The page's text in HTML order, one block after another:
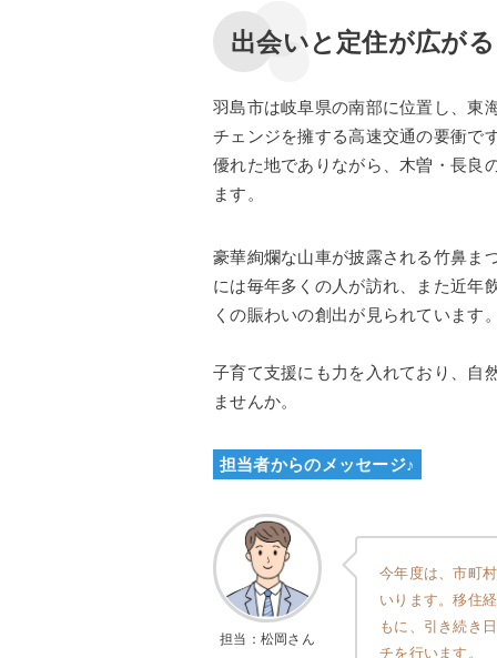
出会いと定住が広が
羽島市は岐阜県の南部に位置し、東
チェンジを擁する高速交通の要衝で
優れた地でありながら、木曽・長良
ます。
豪華絢爛な山車が披露される竹鼻ま
には毎年多くの人が訪れ、また近年
くの賑わいの創出が見られています
子育て支援にも力を入れており、自
ませんか。
担当者からのメッセージ♪
担当：松岡さん
今年度は、市町
いります。移住
もに、引き続き
チを行います。